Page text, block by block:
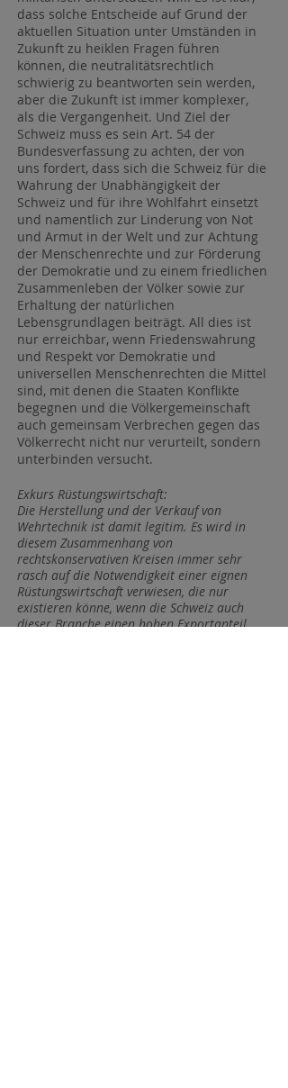
dass solche Entscheide auf Grund der
aktuellen Situation unter Umständen in
Zukunft zu heiklen Fragen führen
können, die neutralitätsrechtlich
schwierig zu beantworten sein werden,
aber die Zukunft ist immer komplexer,
als die Vergangenheit. Und Ziel der
Schweiz muss es sein Art. 54 der
Bundesverfassung zu achten, der von
uns fordert, dass sich die Schweiz für die
Wahrung der Unabhängigkeit der
Schweiz und für ihre Wohlfahrt einsetzt
und namentlich zur Linderung von Not
und Armut in der Welt und zur Achtung
der Menschenrechte und zur Förderung
der Demokratie und zu einem friedlichen
Zusammenleben der Völker sowie zur
Erhaltung der natürlichen
Lebensgrundlagen beiträgt. All dies ist
nur erreichbar, wenn Friedenswahrung
und Respekt vor Demokratie und
universellen Menschenrechten die Mittel
sind, mit denen die Staaten Konflikte
begegnen und die Völkergemeinschaft
auch gemeinsam Verbrechen gegen das
Völkerrecht nicht nur verurteilt, sondern
unterbinden versucht.
Exkurs Rüstungswirtschaft:
Die Herstellung und der Verkauf von
Wehrtechnik ist damit legitim. Es wird in
diesem Zusammenhang von
rechtskonservativen Kreisen immer sehr
rasch auf die Notwendigkeit einer eignen
Rüstungswirtschaft verwiesen, die nur
existieren könne, wenn die Schweiz auch
dieser Branche einen hohen Exportanteil